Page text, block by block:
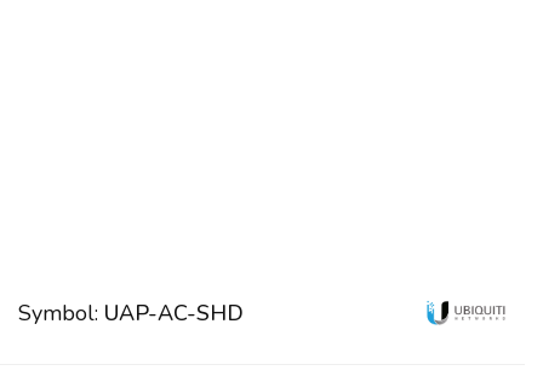
Symbol: UAP-AC-SHD